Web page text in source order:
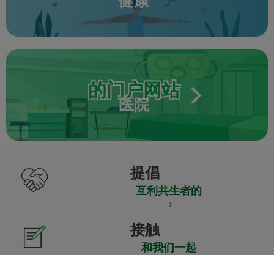
的门户网站
医院
提倡
互利共生者的
接触
和我们一起